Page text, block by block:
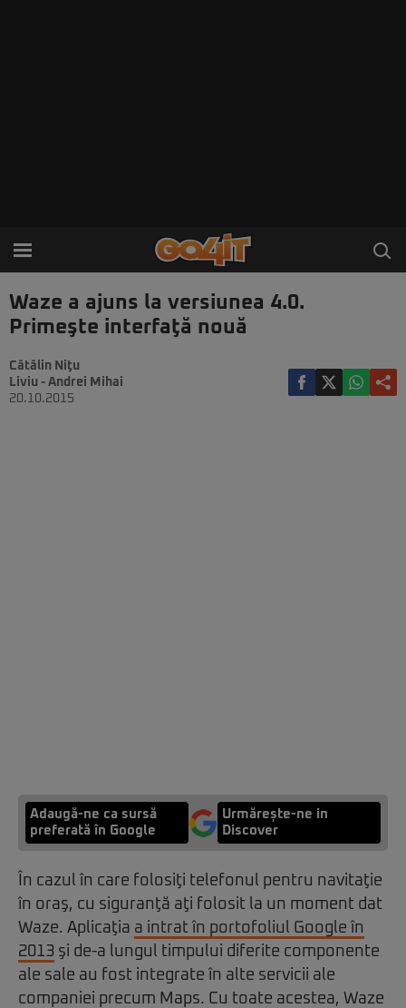
Waze a ajuns la versiunea 4.0.
Primeşte interfaţă nouă
Cătălin Niţu
Liviu - Andrei Mihai
20.10.2015
Adaugă-ne ca sursă
preferată în Google
Urmărește-ne in
Discover
În cazul în care folosiţi telefonul pentru navitaţie
în oraş, cu siguranţă aţi folosit la un moment dat
Waze. Aplicaţia a intrat în portofoliul Google în
2013 şi de-a lungul timpului diferite componente
ale sale au fost integrate în alte servicii ale
companiei precum Maps. Cu toate acestea, Waze